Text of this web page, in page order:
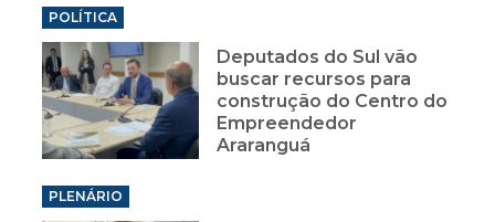
POLÍTICA
Deputados do Sul vão
buscar recursos para
construção do Centro do
Empreendedor
Araranguá
PLENÁRIO